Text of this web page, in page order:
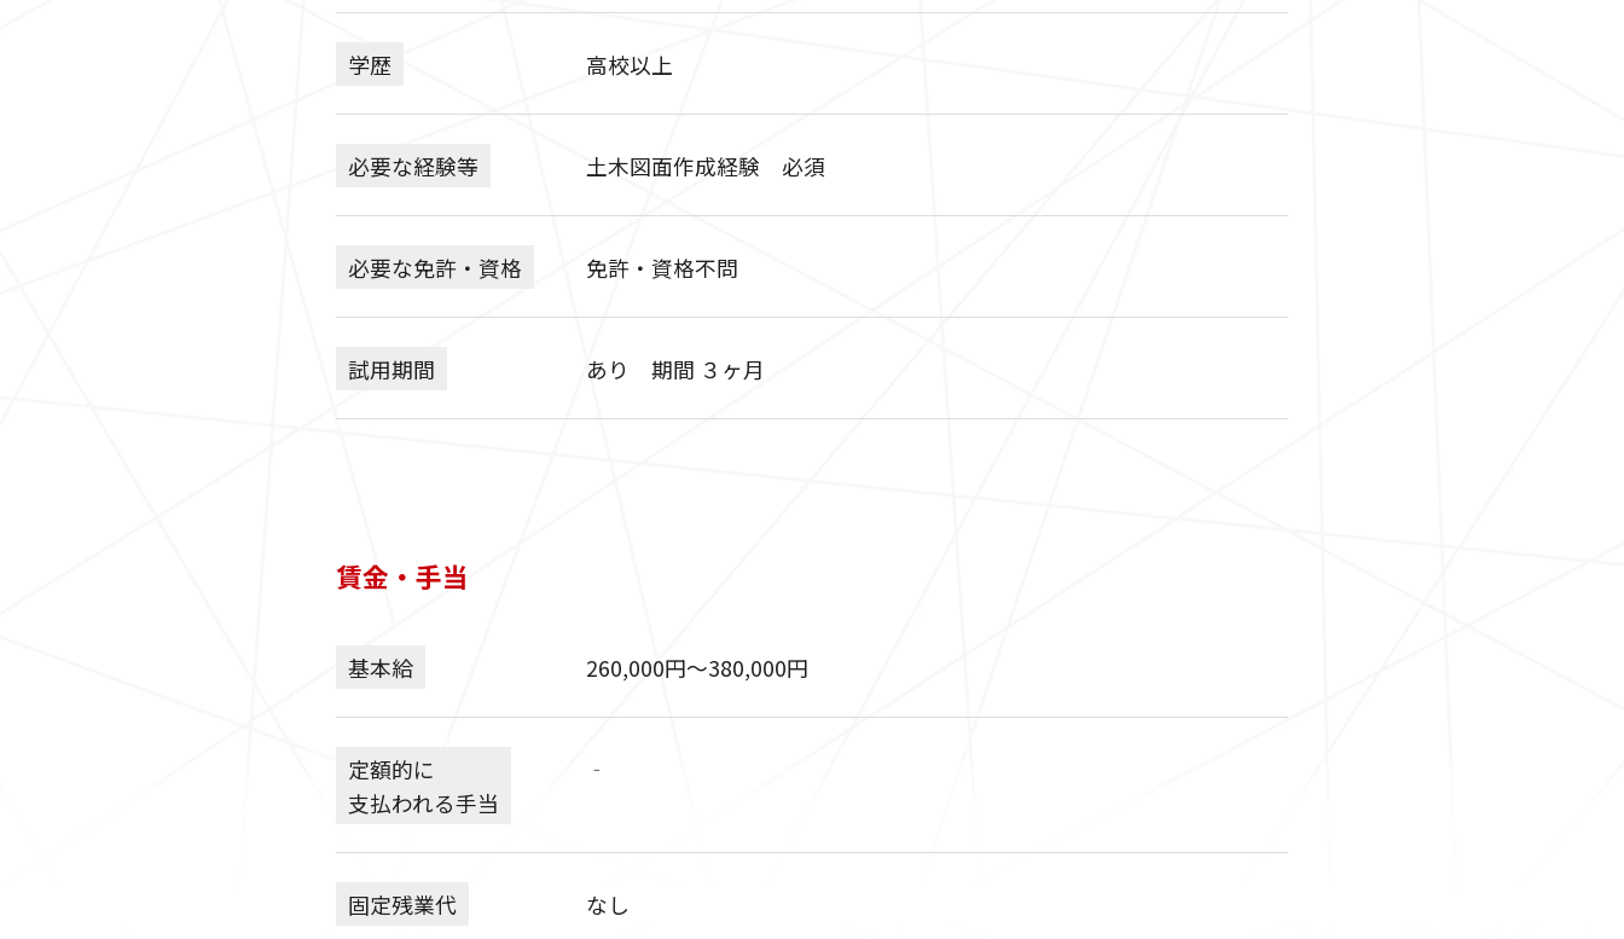
学歴 高校以上
必要な経験等 土木図面作成経験 必須
必要な免許・資格 免許・資格不問
試用期間 あり 期間 ３ヶ月
賃金・手当
基本給 260,000円〜380,000円
定額的に
支払われる手当
‐
固定残業代 なし